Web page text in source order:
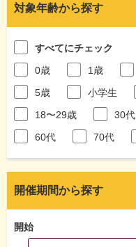
対象年齢から探す
すべてにチェック
0歳
1歳
5歳
小学生
18〜29歳
30代
60代
70代
開催期間から探す
開始